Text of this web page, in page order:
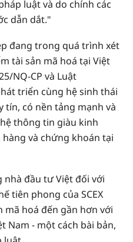
luật và do chính các
dẫn dắt."
đang trong quá trình xét
tài sản mã hoá tại Việt
NQ-CP và Luật
triển cùng hệ sinh thái
tín, có nền tảng mạnh và
thông tin giàu kinh
và chứng khoán tại
nhà đầu tư Việt đối với
tiên phong của SCEX
hoá đến gần hơn với
Nam - một cách bài bản,